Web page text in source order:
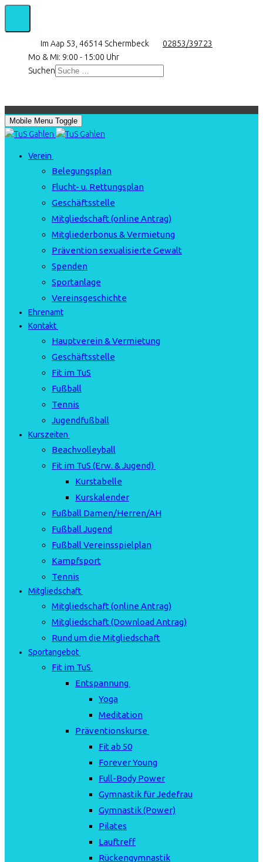
Im Aap 53, 46514 Schermbeck
02853/39723
Mo & Mi: 9:00 - 15:00 Uhr
Suchen
Mobile Menu Toggle
Verein
Belegungsplan
Flucht- u. Rettungsplan
Geschäftsstelle
Mitgliedschaft (online Antrag)
Mitgliederbonus & Vermietung
Prävention sexualisierte Gewalt
Spenden
Sportanlage
Vereinsgeschichte
Ehrenamt
Kontakt
Hauptverein & Vermietung
Geschäftsstelle
Fit im TuS
Fußball
Tennis
Jugendfußball
Kurszeiten
Beachvolleyball
Fit im TuS (Erw. & Jugend)
Kurstabelle
Kurskalender
Fußball Damen/Herren/AH
Fußball Jugend
Fußball Vereinsspielplan
Kampfsport
Tennis
Mitgliedschaft
Mitgliedschaft (online Antrag)
Mitgliedschaft (Download Antrag)
Rund um die Mitgliedschaft
Sportangebot
Fit im TuS
Entspannung
Yoga
Meditation
Präventionskurse
Fit ab 50
Forever Young
Full-Body Power
Gymnastik für Jedefrau
Gymnastik (Power)
Pilates
Lauftreff
Rückengymnastik